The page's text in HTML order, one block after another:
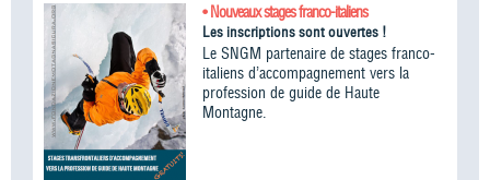
• Nouveaux stages franco-italiens
Les inscriptions sont ouvertes !
Le SNGM partenaire de stages franco-
italiens d’accompagnement vers la
profession de guide de Haute
Montagne.